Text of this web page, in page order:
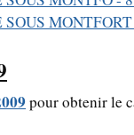
pour obtenir le